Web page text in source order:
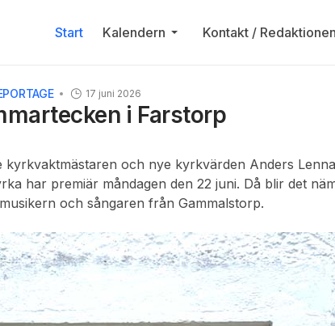
Start Kalendern Kontakt / Redaktionen
17 juni 2026
i Farstorp
kyrkvaktmästaren och nye kyrkvärden Anders
har premiär måndagen den 22 juni. Då blir det
och sångaren från Gammalstorp.